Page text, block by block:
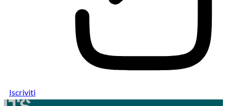
Iscriviti